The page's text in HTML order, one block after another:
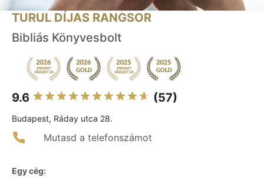
TURUL DÍJAS RANGSOR
Bibliás Könyvesbolt
9.6 (57)
Budapest, Ráday utca 28.
Mutasd a telefonszámot
Egy cég: